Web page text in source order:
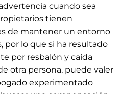
cuando sea
tienen
de mantener un entorno
por lo que si ha resultado
por resbalón y caída
otra persona, puede valer
experimentado